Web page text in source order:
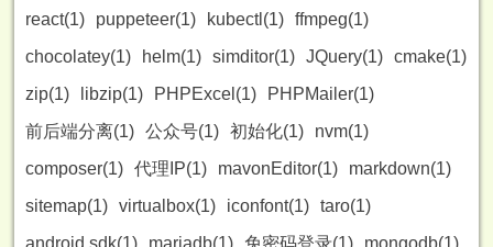
react(1)
puppeteer(1) kubectl(1) ffmpeg(1)
chocolatey(1)
helm(1) simditor(1) JQuery(1) cmake(1)
zip(1)
libzip(1) PHPExcel(1)
PHPMailer(1)
前后端分离(1) 公众号(1) 初始化(1)
nvm(1)
composer(1) 代理IP(1) mavonEditor(1)
markdown(1)
sitemap(1) virtualbox(1) iconfont(1) taro(1)
android sdk(1)
mariadb(1) 免密码登录(1) mongodb(1)